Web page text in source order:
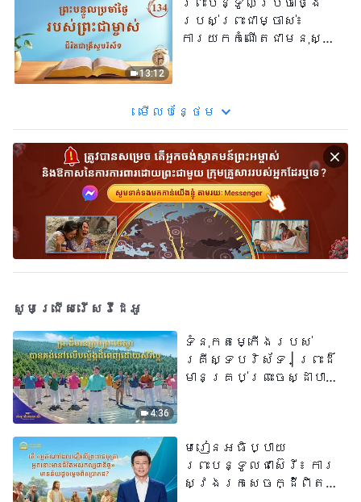
13:12
របស់ព្រះជាម្ចាស់៖
ការយកកំណើតជាមនុស្ស
មើល​​បន្ថែម​
សូមជ្រើសរើសវីដេអូ
4:36
ទំនុកតម្កើង​របស់​
គ្រីស្ទបរិស័ទ​ | ព្រះដ៏
មានគ្រប់ព្រះចេស្ដាបាន
មេរៀនអធិប្បាយ
ព្រះបន្ទូលជាស៊េរី៖ ការ
ស្វែងរកសេចក្ដីពិតនៅ